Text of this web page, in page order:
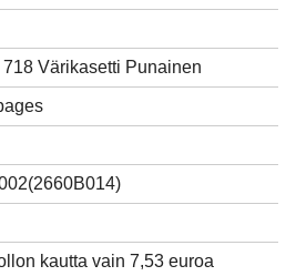
Värikasetti Punainen
kautta vain 7,53 euroa